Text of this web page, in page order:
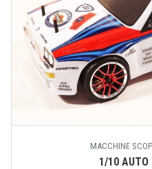
MACCHINE
1/10 AUTO